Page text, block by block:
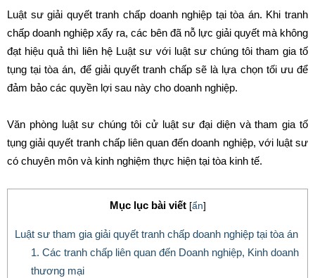
Luật sư giải quyết tranh chấp doanh nghiệp tại tòa án. Khi tranh
chấp doanh nghiệp xẩy ra, các bên đã nỗ lực giải quyết mà không
đạt hiệu quả thì liên hệ Luật sư với luật sư chúng tôi tham gia tố
tụng tại tòa án, để giải quyết tranh chấp sẽ là lựa chọn tối ưu để
đảm bảo các quyền lợi sau này cho doanh nghiệp.
Văn phòng luật sư chúng tôi cử luật sư đại diện và tham gia tố
tụng giải quyết tranh chấp liên quan đến doanh nghiệp, với luật sư
có chuyên môn và kinh nghiệm thực hiện tại tòa kinh tế.
Mục lục bài viết [ẩn]
Luật sư tham gia giải quyết tranh chấp doanh nghiệp tại tòa án
1. Các tranh chấp liên quan đến Doanh nghiệp, Kinh doanh
thương mại